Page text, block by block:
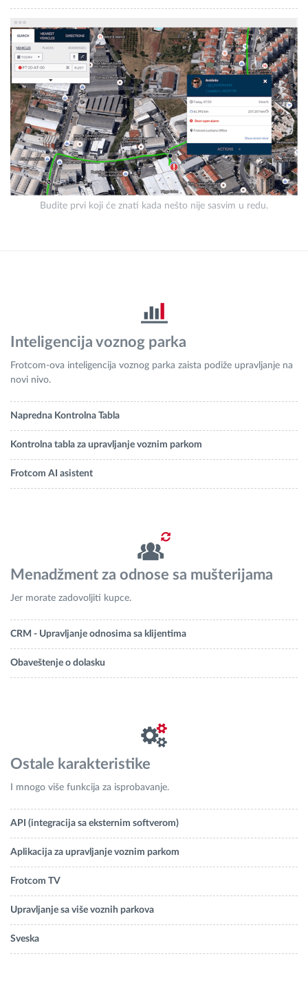
Budite prvi koji će znati kada nešto nije sasvim u redu.
Inteligencija voznog parka
Frotcom-ova inteligencija voznog parka zaista podiže upravljanje na
novi nivo.
Napredna Kontrolna Tabla
Kontrolna tabla za upravljanje voznim parkom
Frotcom AI asistent
Menadžment za odnose sa mušterijama
Jer morate zadovoljiti kupce.
CRM - Upravljanje odnosima sa klijentima
Obaveštenje o dolasku
Ostale karakteristike
I mnogo više funkcija za isprobavanje.
API (integracija sa eksternim softverom)
Aplikacija za upravljanje voznim parkom
Frotcom TV
Upravljanje sa više voznih parkova
Sveska